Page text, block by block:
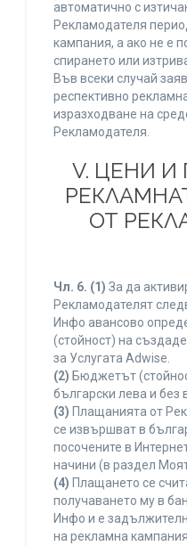
автоматично с
Рекламодателя
кампания, а ако не е
спирането или
Във всеки случай
респективно
изразходване на
Рекламодателя.
V. ЦЕНИ
ОТ
Чл. 6. (1) За да
Рекламодателят
Инфо авансово
(стойност) на
за Услугата Adwise.
(2) Бюджетът
български лева и
(3) Плащанията от
се извършват в
посочените в
начини (в раздел
(4) Плащането се
получаването му в
Инфо и е
на рекламна